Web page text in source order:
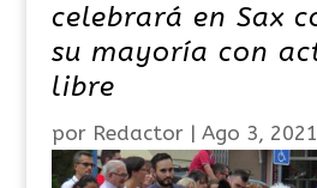
celebrará en Sax
su mayoría con
libre
por Redactor| Ago 3, 2021